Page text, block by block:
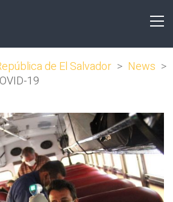
de El Salvador > News >
19